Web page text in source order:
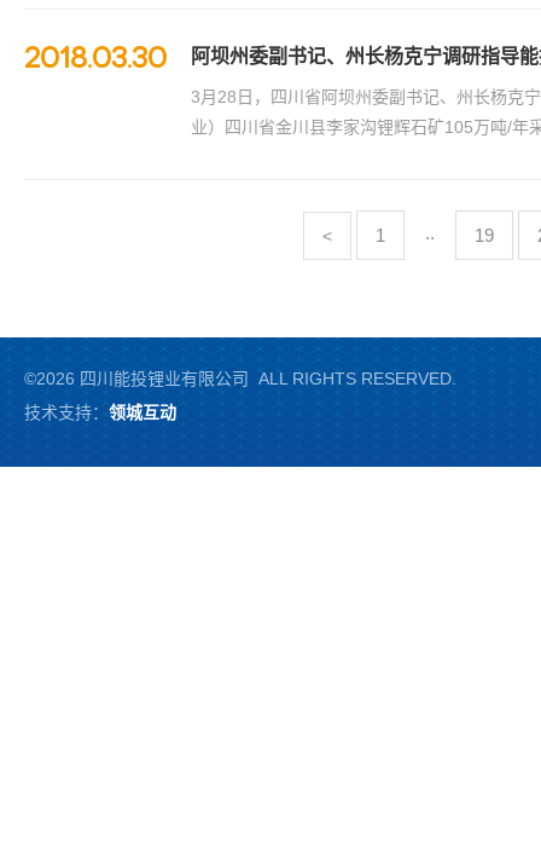
2018.03.30 阿坝州委副书记、州长杨克宁调研指导
3月28日，四川省阿坝州委副书记、州长杨克
业）四川省金川县李家沟锂辉石矿105万吨/年
< 1 .. 19
©2026 四川能投锂业有限公司 ALL RIGHTS RESERVED.
技术支持： 领城互动